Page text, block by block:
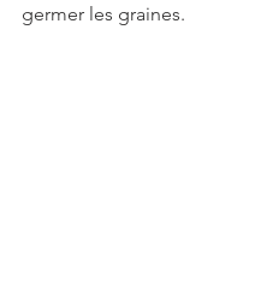
germer les graines.